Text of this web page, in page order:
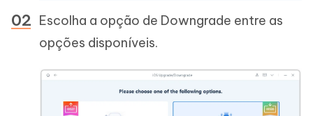
Escolha a opção de Downgrade entre as
opções disponíveis.